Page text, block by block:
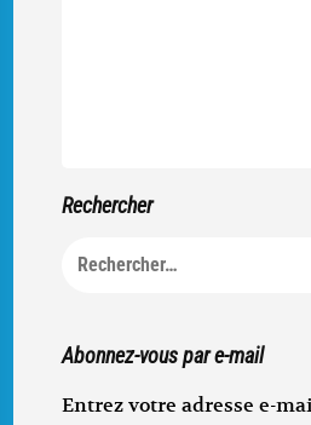
Rechercher
Rechercher :
Abonnez-vous par e-mail
Entrez votre adresse e-